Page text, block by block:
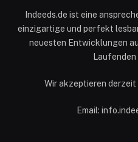
Indeeds.de ist eine
einzigartige und perfekt
neuesten Entwicklungen
Laufenden
Wir akzeptieren
Email: